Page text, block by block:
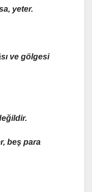
yeter.
ve gölgesi
beş para